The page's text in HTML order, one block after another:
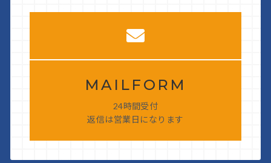
MAILFORM
24時間受付
返信は営業日になります